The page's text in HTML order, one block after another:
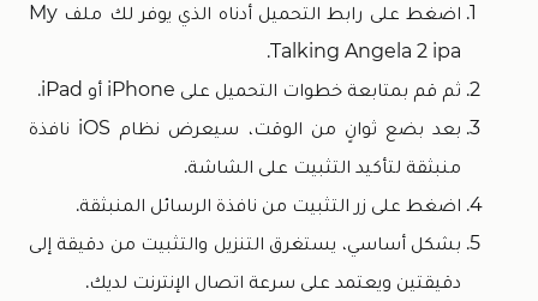
اضغط على رابط التحميل أدناه الذي يوفر لك ملف My
Talking Angela 2 ipa.
ثم قم بمتابعة خطوات التحميل على iPhone أو iPad.
بعد بضع ثوانٍ من الوقت، سيعرض نظام iOS نافذة
منبثقة لتأكيد التثبيت على الشاشة.
اضغط على زر التثبيت من نافذة الرسائل المنبثقة.
بشكل أساسي، يستغرق التنزيل والتثبيت من دقيقة إلى
دقيقتين ويعتمد على سرعة اتصال الإنترنت لديك.